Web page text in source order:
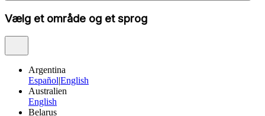
Vælg et område og et sprog
Argentina
EspañolEnglish
Australien
English
Belarus